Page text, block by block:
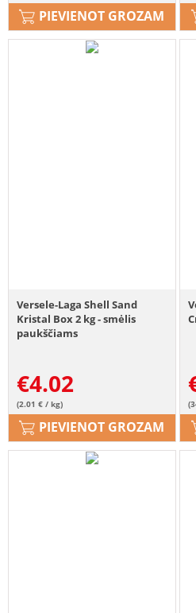
PIEVIENOT GROZAM
Versele-Laga Shell Sand
Kristal Box 2 kg - smėlis
paukščiams
€4.02
(2.01 € / kg)
PIEVIENOT GROZAM